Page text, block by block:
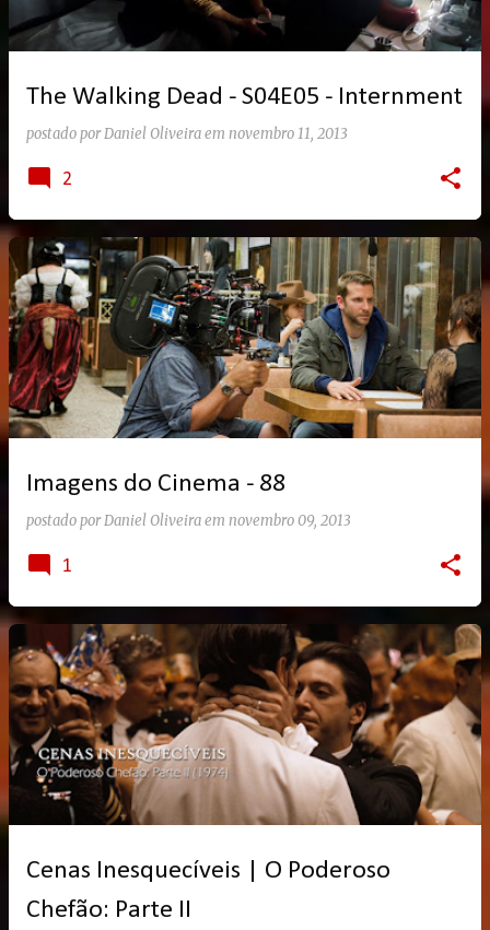
The Walking Dead - S04E05 - Internment
postado porDaniel Oliveiraem novembro 11, 2013
2
Imagens do Cinema - 88
postado porDaniel Oliveiraem novembro 09, 2013
1
Cenas Inesquecíveis | O Poderoso
Chefão: Parte II